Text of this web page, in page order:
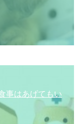
事はあげてもい